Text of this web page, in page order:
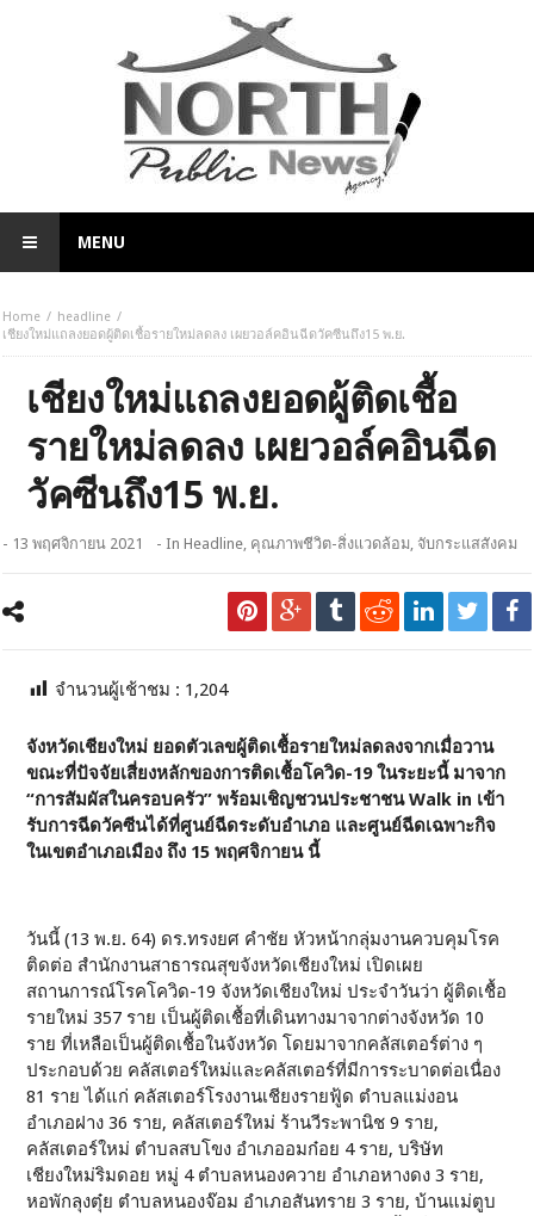
MENU
Home
headline
เชียงใหม่แถลงยอดผู้ติดเชื้อรายใหม่ลดลง เผยวอล์คอินฉีดวัคซีนถึง15 พ.ย.
เชียงใหม่แถลงยอดผู้ติดเชื้อ
รายใหม่ลดลง เผยวอล์คอินฉีด
วัคซีนถึง15 พ.ย.
- 13 พฤศจิกายน 2021 - InHeadline, คุณภาพชีวิต-สิ่งแวดล้อม, จับกระแสสังคม
จำนวนผู้เช้าชม : 1,204
จังหวัดเชียงใหม่ ยอดตัวเลขผู้ติดเชื้อรายใหม่ลดลงจากเมื่อวาน
ขณะที่ปัจจัยเสี่ยงหลักของการติดเชื้อโควิด-19 ในระยะนี้ มาจาก
“การสัมผัสในครอบครัว” พร้อมเชิญชวนประชาชน Walk in เข้า
รับการฉีดวัคซีนได้ที่ศูนย์ฉีดระดับอำเภอ และศูนย์ฉีดเฉพาะกิจ
ในเขตอำเภอเมือง ถึง 15 พฤศจิกายน นี้
วันนี้ (13 พ.ย. 64) ดร.ทรงยศ คำชัย หัวหน้ากลุ่มงานควบคุมโรค
ติดต่อ สำนักงานสาธารณสุขจังหวัดเชียงใหม่ เปิดเผย
สถานการณ์โรคโควิด-19 จังหวัดเชียงใหม่ ประจำวันว่า ผู้ติดเชื้อ
รายใหม่ 357 ราย เป็นผู้ติดเชื้อที่เดินทางมาจากต่างจังหวัด 10
ราย ที่เหลือเป็นผู้ติดเชื้อในจังหวัด โดยมาจากคลัสเตอร์ต่าง ๆ
ประกอบด้วย คลัสเตอร์ใหม่และคลัสเตอร์ที่มีการระบาดต่อเนื่อง
81 ราย ได้แก่ คลัสเตอร์โรงงานเชียงรายฟู้ด ตำบลแม่งอน
อำเภอฝาง 36 ราย, คลัสเตอร์ใหม่ ร้านวีระพานิช 9 ราย,
คลัสเตอร์ใหม่ ตำบลสบโขง อำเภออมก๋อย 4 ราย, บริษัท
เชียงใหม่ริมดอย หมู่ 4 ตำบลหนองควาย อำเภอหางดง 3 ราย,
หอพักลุงตุ๋ย ตำบลหนองจ๊อม อำเภอสันทราย 3 ราย, บ้านแม่ตูบ